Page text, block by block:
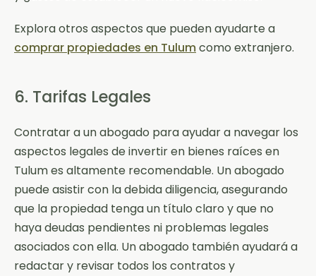
Explora otros aspectos que pueden ayudarte a
comprar propiedades en Tulumcomo extranjero.
6. Tarifas Legales
Contratar a un abogado para ayudar a navegar los
aspectos legales de invertir en bienes raíces en
Tulum es altamente recomendable. Un abogado
puede asistir con la debida diligencia, asegurando
que la propiedad tenga un título claro y que no
haya deudas pendientes ni problemas legales
asociados con ella. Un abogado también ayudará a
redactar y revisar todos los contratos y